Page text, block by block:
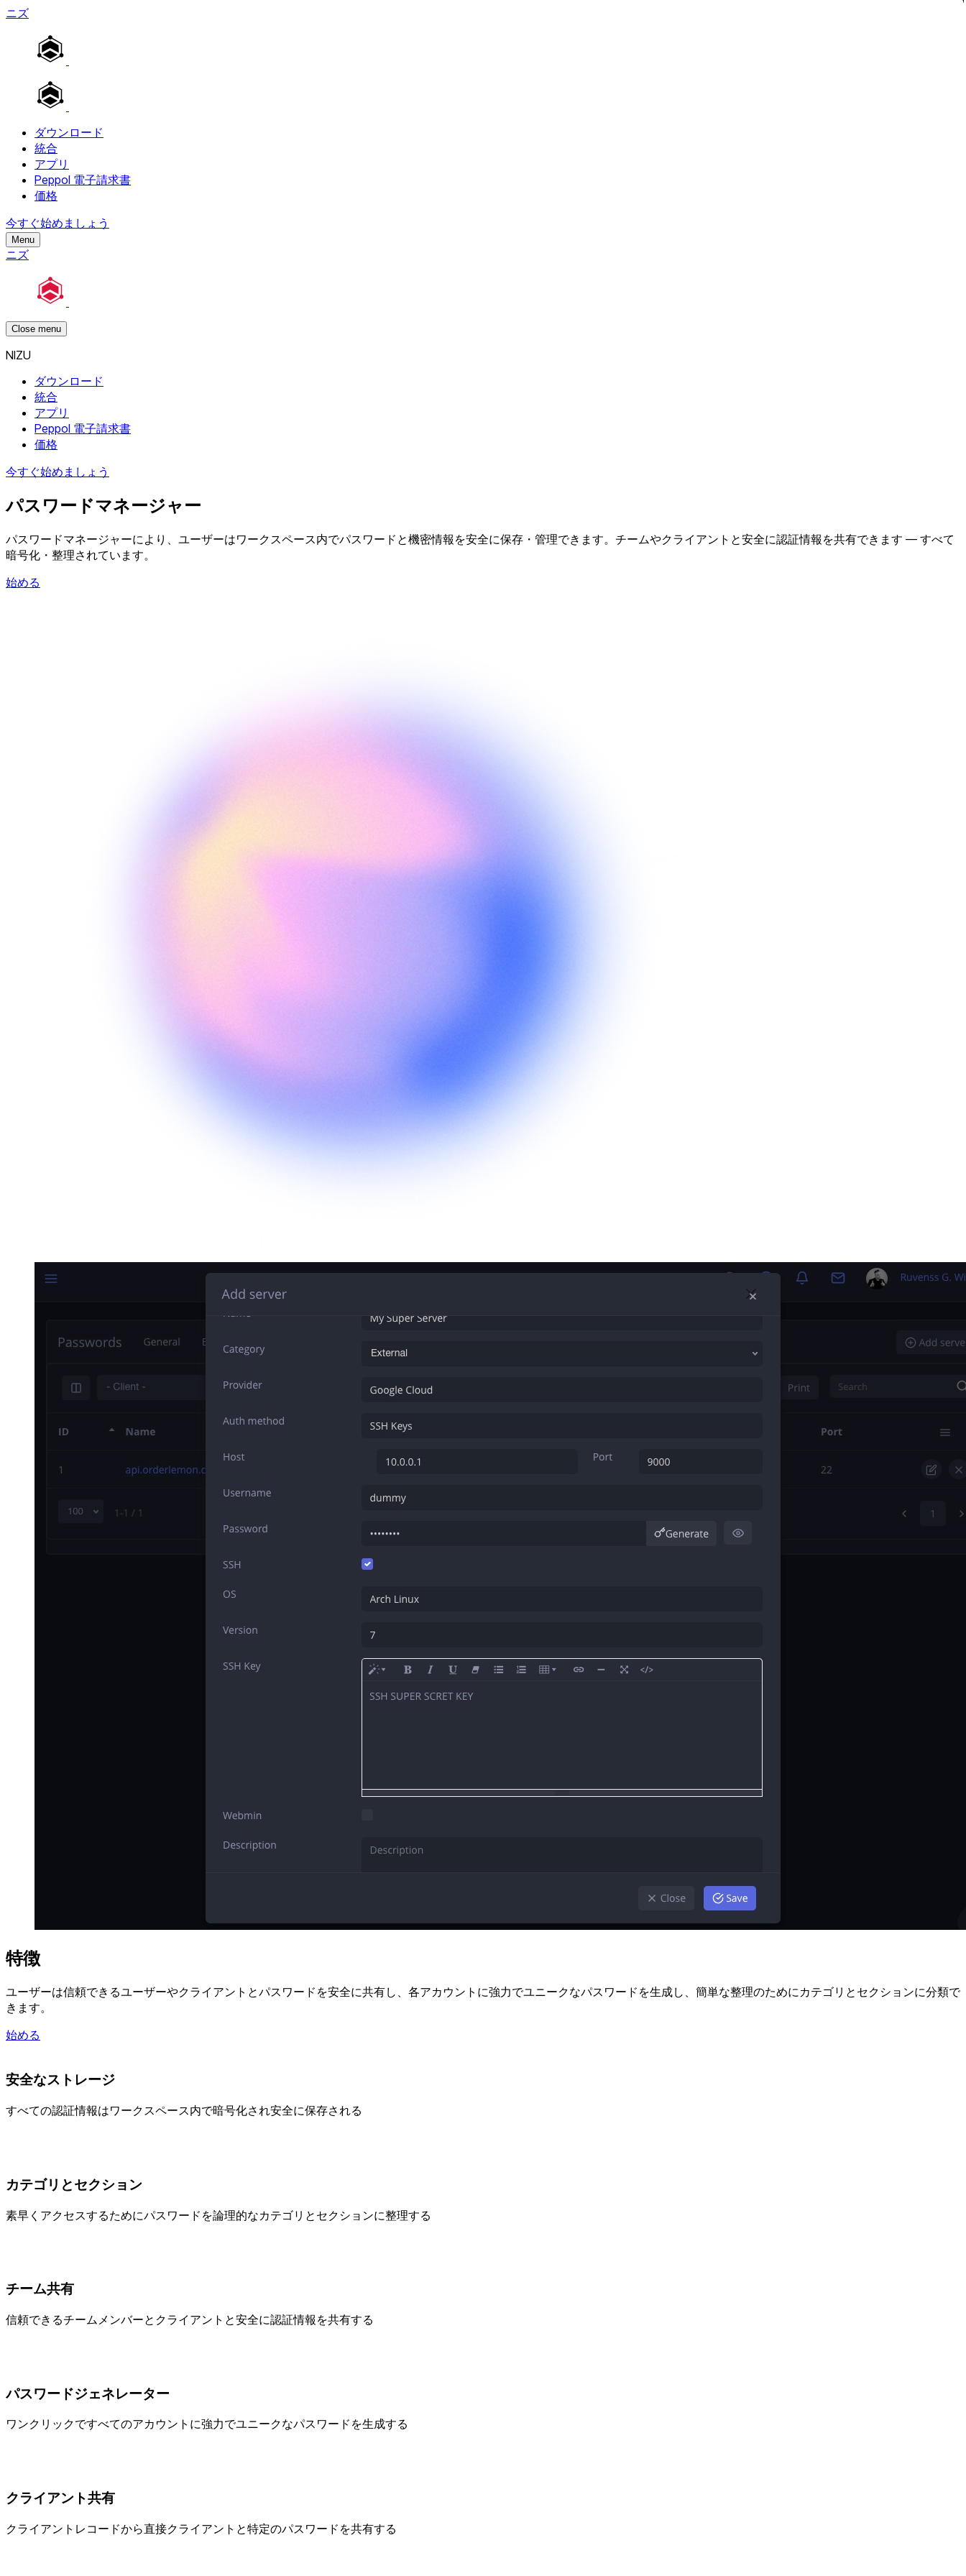
ニズ
ダウンロード
統合
アプリ
Peppol 電子請求書
価格
今すぐ始めましょう
Menu
ニズ
Close menu
NIZU
ダウンロード
統合
アプリ
Peppol 電子請求書
価格
今すぐ始めましょう
パスワードマネージャー
パスワードマネージャーにより、ユーザーはワークスペース内でパスワードと機密情報を安全に保存・管理できます。チームやクライアントと安全に認証情報を共有できます — すべて
暗号化・整理されています。
始める
特徴
ユーザーは信頼できるユーザーやクライアントとパスワードを安全に共有し、各アカウントに強力でユニークなパスワードを生成し、簡単な整理のためにカテゴリとセクションに分類で
きます。
始める
安全なストレージ
すべての認証情報はワークスペース内で暗号化され安全に保存される
カテゴリとセクション
素早くアクセスするためにパスワードを論理的なカテゴリとセクションに整理する
チーム共有
信頼できるチームメンバーとクライアントと安全に認証情報を共有する
パスワードジェネレーター
ワンクリックですべてのアカウントに強力でユニークなパスワードを生成する
クライアント共有
クライアントレコードから直接クライアントと特定のパスワードを共有する